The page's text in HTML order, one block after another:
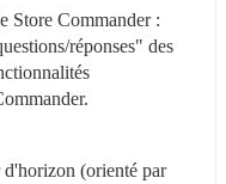
Store Commander :
réponses" des
(orienté par